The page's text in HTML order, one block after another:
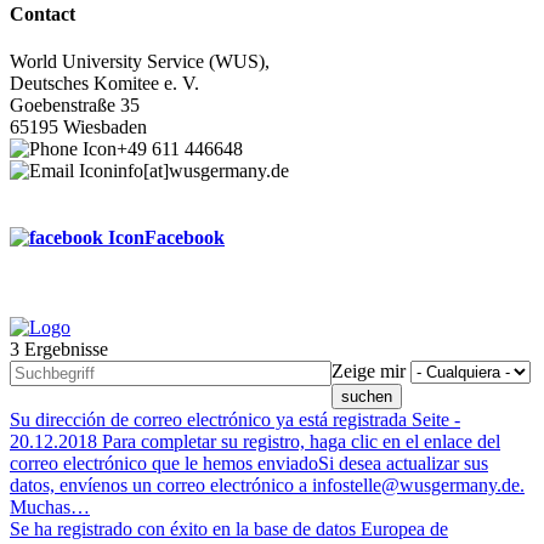
Contact
World University Service (WUS),
Deutsches Komitee e. V.
Goebenstraße 35
65195 Wiesbaden
+49 611 446648
info[at]wusgermany.de
Facebook
Footer
menu
3 Ergebnisse
Zeige mir
Su dirección de correo electrónico ya está registrada Seite -
20.12.2018 Para completar su registro, haga clic en el enlace del
correo electrónico que le hemos enviadoSi desea actualizar sus
datos, envíenos un correo electrónico a infostelle@wusgermany.de.
Muchas…
Se ha registrado con éxito en la base de datos Europea de